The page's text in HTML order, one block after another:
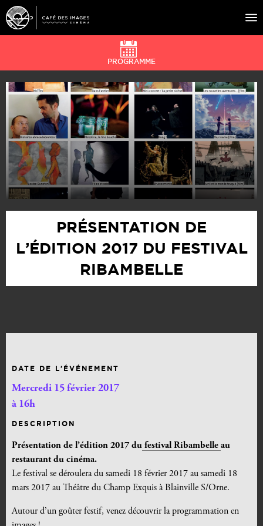
À L’AFFICHE
ÉVÉNEMENTS
CAFÉ DU CINÉ
PRATIQUE
ÉDUCATION AUX IMAGES
PROGRAMME
PRÉSENTATION DE
L’ÉDITION 2017 DU FESTIVAL
RIBAMBELLE
DATE DE L’ÉVÉNEMENT
Mercredi 15 février 2017
à 16h
DESCRIPTION
Présentation de l’édition 2017 du festival Ribambelle au
restaurant du cinéma.
Le festival se déroulera du samedi 18 février 2017 au samedi 18
mars 2017 au Théâtre du Champ Exquis à Blainville S/Orne.
Autour d’un goûter festif, venez découvrir la programmation en